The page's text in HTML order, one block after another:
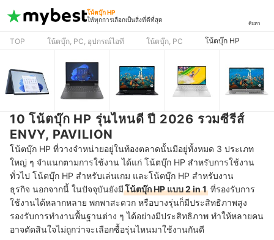
โน้ตบุ๊ก HP
ให้ทุกการเลือกเป็นสิ่งที่ดีที่สุด
ค้นหา
TOP โน้ตบุ๊ก, PC, อุปกรณ์ไอที โน้ตบุ๊ก, PC โน้ตบุ๊ก HP
10 โน้ตบุ๊ก HP รุ่นไหนดี ปี 2026 รวมซีรีส์
ENVY, PAVILION
โน้ตบุ๊ก HP ที่วางจำหน่ายอยู่ในท้องตลาดนั้นมีอยู่ทั้งหมด 3 ประเภท
ใหญ่ ๆ จำแนกตามการใช้งาน ได้แก่ โน้ตบุ๊ก HP สำหรับการใช้งาน
ทั่วไป โน้ตบุ๊ก HP สำหรับเล่นเกม และโน้ตบุ๊ก HP สำหรับงาน
ธุรกิจ นอกจากนี้ ในปัจจุบันยังมีโน้ตบุ๊ก HP แบบ 2 in 1 ที่รองรับการ
ใช้งานได้หลากหลาย พกพาสะดวก หรือบางรุ่นก็มีประสิทธิภาพสูง
รองรับการทำงานพื้นฐานต่าง ๆ ได้อย่างมีประสิทธิภาพ ทำให้หลายคน
อาจตัดสินใจไม่ถูกว่าจะเลือกซื้อรุ่นไหนมาใช้งานกันดี